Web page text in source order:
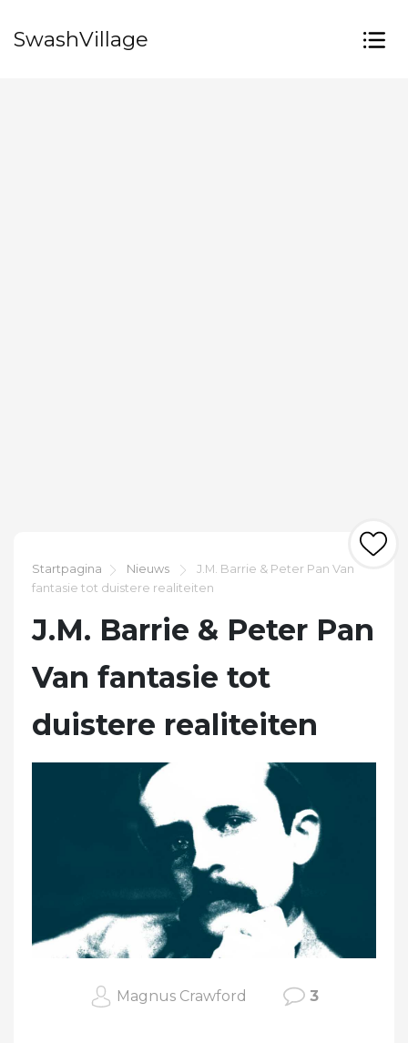
SwashVillage
Startpagina Nieuws
J.M. Barrie & Peter Pan Van
fantasie tot duistere realiteiten
J.M. Barrie & Peter Pan
Van fantasie tot
duistere realiteiten
Magnus Crawford 3